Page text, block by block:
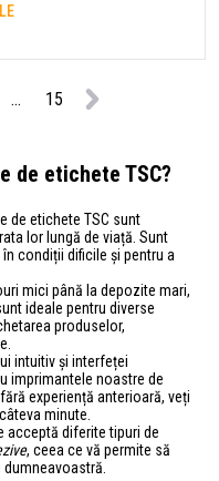
... 15
de etichete TSC?
de etichete TSC sunt
lor lungă de viață. Sunt
condiții dificile și pentru a
mici până la depozite mari,
ideale pentru diverse
produselor,
intuitiv și interfeței
imprimantele noastre de
experiență anterioară, veți
minute.
acceptă diferite tipuri de
, ceea ce vă permite să